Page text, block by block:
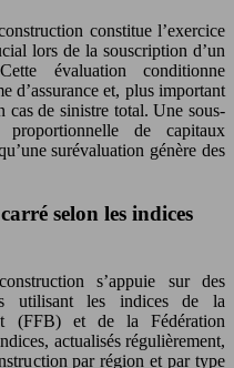
constitue l’exercice
lors de la souscription d’un
évaluation conditionne
d’assurance et, plus important
cas de sinistre total. Une sous-
de capitaux
surévaluation génère des
selon les indices
s’appuie sur des
utilisant les indices de la
(FFB) et de la Fédération
actualisés régulièrement,
par région et par type